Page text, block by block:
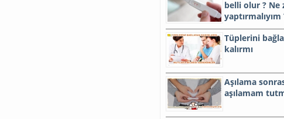
belli olur ? Ne
yaptırmalıyım
Tüplerini
kalırmı
Aşılama
aşılamam